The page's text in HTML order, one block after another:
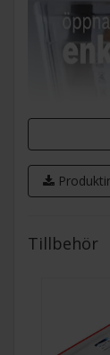
Med torr luft
frostfri och
Tillbehör